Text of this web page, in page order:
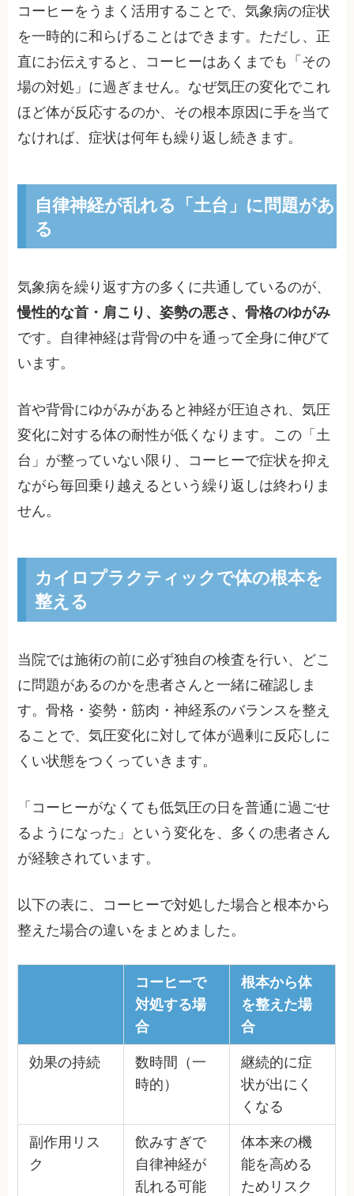
コーヒーをうまく活用することで、気象病の症状
を一時的に和らげることはできます。ただし、正
直にお伝えすると、コーヒーはあくまでも「その
場の対処」に過ぎません。なぜ気圧の変化でこれ
ほど体が反応するのか、その根本原因に手を当て
なければ、症状は何年も繰り返し続きます。
自律神経が乱れる「土台」に問題があ
る
気象病を繰り返す方の多くに共通しているのが、
慢性的な首・肩こり、姿勢の悪さ、骨格のゆがみ
です。自律神経は背骨の中を通って全身に伸びて
います。
首や背骨にゆがみがあると神経が圧迫され、気圧
変化に対する体の耐性が低くなります。この「土
台」が整っていない限り、コーヒーで症状を抑え
ながら毎回乗り越えるという繰り返しは終わりま
せん。
カイロプラクティックで体の根本を
整える
当院では施術の前に必ず独自の検査を行い、どこ
に問題があるのかを患者さんと一緒に確認しま
す。骨格・姿勢・筋肉・神経系のバランスを整え
ることで、気圧変化に対して体が過剰に反応しに
くい状態をつくっていきます。
「コーヒーがなくても低気圧の日を普通に過ごせ
るようになった」という変化を、多くの患者さん
が経験されています。
以下の表に、コーヒーで対処した場合と根本から
整えた場合の違いをまとめました。
コーヒーで
対処する場
合
根本から体
を整えた場
合
効果の持続
数時間（一
時的）
継続的に症
状が出にく
くなる
副作用リス
ク
飲みすぎで
自律神経が
乱れる可能
体本来の機
能を高める
ためリスク